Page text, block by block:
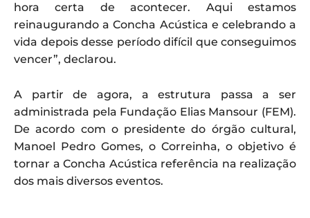
hora certa de acontecer. Aqui estamos
reinaugurando a Concha Acústica e celebrando a
vida depois desse período difícil que conseguimos
vencer”, declarou.
A partir de agora, a estrutura passa a ser
administrada pela Fundação Elias Mansour (FEM).
De acordo com o presidente do órgão cultural,
Manoel Pedro Gomes, o Correinha, o objetivo é
tornar a Concha Acústica referência na realização
dos mais diversos eventos.